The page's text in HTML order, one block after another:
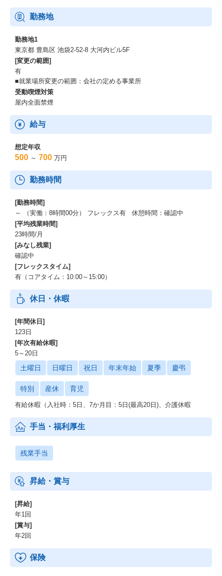
勤務地
勤務地1
東京都 豊島区 池袋2-52-8 大河内ビル5F
[変更の範囲]
有
■就業場所変更の範囲：会社の定める事業所
受動喫煙対策
屋内全面禁煙
給与
想定年収
500 ～ 700 万円
勤務時間
[勤務時間]
～ （実働：8時間00分） フレックス有 休憩時間：確認中
[平均残業時間]
23時間/月
[みなし残業]
確認中
[フレックスタイム]
有（コアタイム：10:00～15:00）
休日・休暇
[年間休日]
123日
[年次有給休暇]
5～20日
土曜日 日曜日 祝日 年末年始 夏季 慶弔
特別 産休 育児
有給休暇（入社時：5日、7か月目：5日(最高20日)、介護休暇
手当・福利厚生
残業手当
昇給・賞与
[昇給]
年1回
[賞与]
年2回
保険